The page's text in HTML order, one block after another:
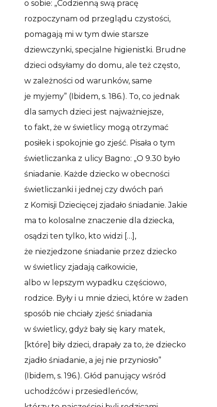
o sobie: „Codzienną swą pracę
rozpoczynam od przeglądu czystości,
pomagają mi w tym dwie starsze
dziewczynki, specjalne higienistki. Brudne
dzieci odsyłamy do domu, ale też często,
w zależności od warunków, same
je myjemy” (Ibidem, s. 186.). To, co jednak
dla samych dzieci jest najważniejsze,
to fakt, że w świetlicy mogą otrzymać
posiłek i spokojnie go zjeść. Pisała o tym
świetliczanka z ulicy Bagno: „O 9.30 było
śniadanie. Każde dziecko w obecności
świetliczanki i jednej czy dwóch pań
z Komisji Dziecięcej zjadało śniadanie. Jakie
ma to kolosalne znaczenie dla dziecka,
osądzi ten tylko, kto widzi […],
że niezjedzone śniadanie przez dziecko
w świetlicy zjadają całkowicie,
albo w lepszym wypadku częściowo,
rodzice. Były i u mnie dzieci, które w żaden
sposób nie chciały zjeść śniadania
w świetlicy, gdyż bały się kary matek,
[które] biły dzieci, drapały za to, że dziecko
zjadło śniadanie, a jej nie przyniosło”
(Ibidem, s. 196.). Głód panujący wśród
uchodźców i przesiedleńców,